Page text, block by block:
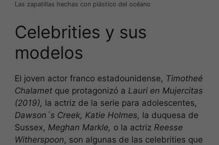
Las zapatillas hechas con plástico del océano
Celebrities y sus
modelos
El joven actor franco estadounidense, Timotheé
Chalamet que protagonizó a Lauri en Mujercitas
(2019), la actriz de la serie para adolescentes,
Dawson´s Creek, Katie Holmes, la duquesa de
Sussex, Meghan Markle, o la actriz Reesse
Witherspoon, son algunas de las celebrities que